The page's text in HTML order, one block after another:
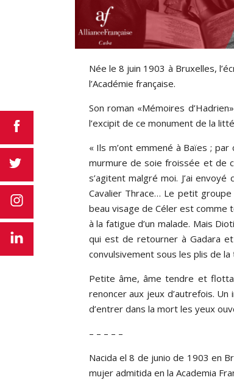
Née le 8 juin 1903 à Bruxelles,
l’Académie française.
Son roman «Mémoires
l’excipit de ce monument de la
« Ils m’ont emmené à Baïes ;
murmure de soie froissée et de
s’agitent malgré moi. J’ai
Cavalier Thrace… Le petit
beau visage de Céler est comme
à la fatigue d’un malade. Mais
qui est de retourner à Gadara et
convulsivement sous les plis de
Petite âme, âme tendre et
renoncer aux jeux d’autrefois.
d’entrer dans la mort les yeux
– – – – –
Nacida el 8 de junio de 1903 en
mujer admitida en la Academia